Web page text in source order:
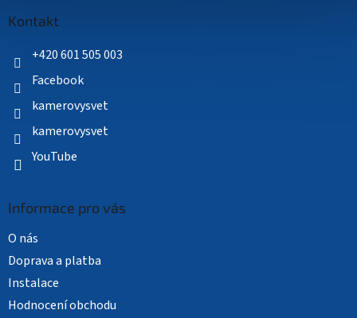
Kontakt
+420 601 505 003
Facebook
kamerovysvet
kamerovysvet
YouTube
Informace pro vás
O nás
Doprava a platba
Instalace
Hodnocení obchodu